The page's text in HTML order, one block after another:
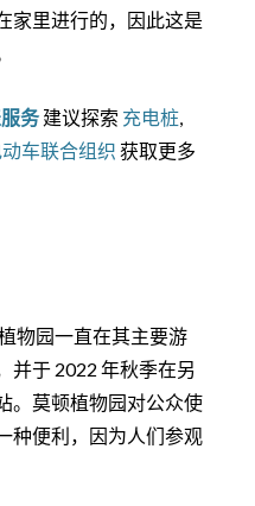
家里进行的，因此这是
务建议探索 充电桩
动车联合组织 获取更多
物园一直在其主要游
并于 2022 年秋季在另
。莫顿植物园对公众使
种便利，因为人们参观